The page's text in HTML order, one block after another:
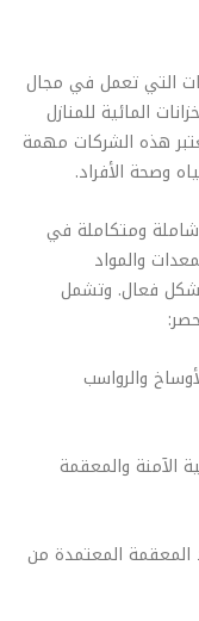
التي تعمل في مجال
المائية للمنازل
هذه الشركات مهمة
وصحة الأفراد.
شاملة ومتكاملة في
والمواد
بشكل فعال. وتشمل
والرواسب
الآمنة والمعقمة
المعقمة المعتمدة من